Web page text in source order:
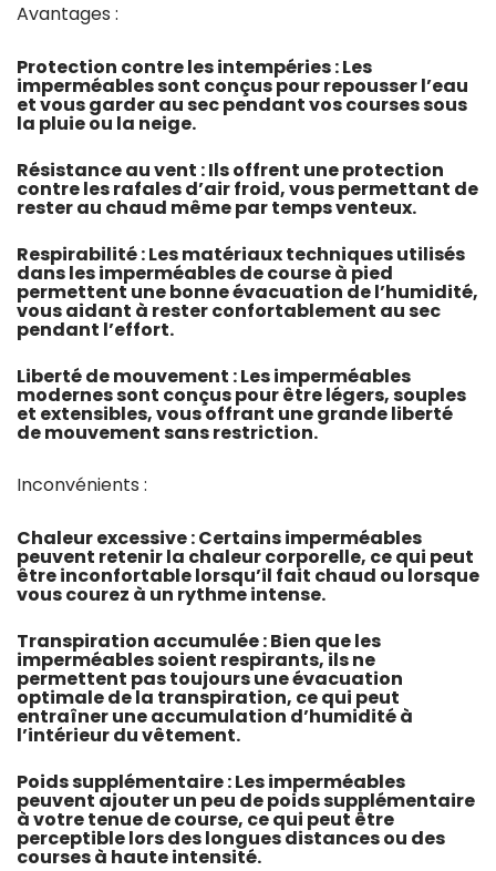
Avantages :
Protection contre les intempéries : Les
imperméables sont conçus pour repousser l’eau
et vous garder au sec pendant vos courses sous
la pluie ou la neige.
Résistance au vent : Ils offrent une protection
contre les rafales d’air froid, vous permettant de
rester au chaud même par temps venteux.
Respirabilité : Les matériaux techniques utilisés
dans les imperméables de course à pied
permettent une bonne évacuation de l’humidité,
vous aidant à rester confortablement au sec
pendant l’effort.
Liberté de mouvement : Les imperméables
modernes sont conçus pour être légers, souples
et extensibles, vous offrant une grande liberté
de mouvement sans restriction.
Inconvénients :
Chaleur excessive : Certains imperméables
peuvent retenir la chaleur corporelle, ce qui peut
être inconfortable lorsqu’il fait chaud ou lorsque
vous courez à un rythme intense.
Transpiration accumulée : Bien que les
imperméables soient respirants, ils ne
permettent pas toujours une évacuation
optimale de la transpiration, ce qui peut
entraîner une accumulation d’humidité à
l’intérieur du vêtement.
Poids supplémentaire : Les imperméables
peuvent ajouter un peu de poids supplémentaire
à votre tenue de course, ce qui peut être
perceptible lors des longues distances ou des
courses à haute intensité.